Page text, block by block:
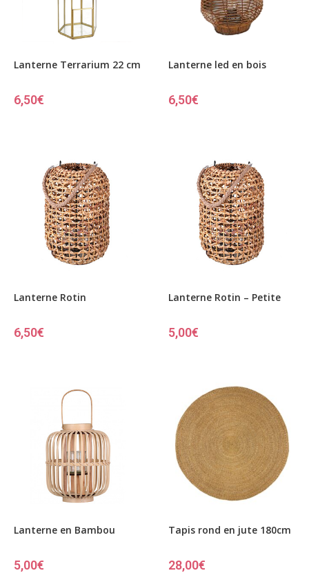
Lanterne Terrarium 22 cm
6,50€
Lanterne led en bois
6,50€
Lanterne Rotin
6,50€
Lanterne Rotin – Petite
5,00€
Lanterne en Bambou
5,00€
Tapis rond en jute 180cm
28,00€